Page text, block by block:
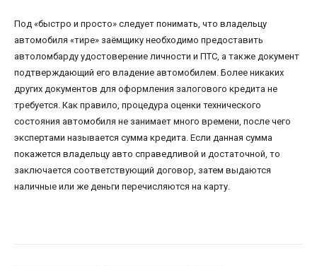
Под «быстро и просто» следует понимать, что владельцу
автомобиля «тире» заёмщику необходимо предоставить
автоломбарду удостоверение личности и ПТС, а также документ
подтверждающий его владение автомобилем. Более никаких
других документов для оформления залогового кредита не
требуется. Как правило, процедура оценки технического
состояния автомобиля не занимает много времени, после чего
экспертами называется сумма кредита. Если данная сумма
покажется владельцу авто справедливой и достаточной, то
заключается соответствующий договор, затем выдаются
наличные или же деньги перечисляются на карту.